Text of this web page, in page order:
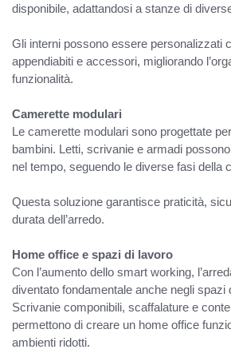
disponibile, adattandosi a stanze di
Gli interni possono essere personalizzati
appendiabiti e accessori, migliorando
funzionalità.
Camerette modulari
Le camerette modulari sono progettate
bambini. Letti, scrivanie e armadi
nel tempo, seguendo le diverse fasi della
Questa soluzione garantisce praticità,
durata dell’arredo.
Home office e spazi di lavoro
Con l’aumento dello smart working,
diventato fondamentale anche negli spazi
Scrivanie componibili, scaffalature e
permettono di creare un home office
ambienti ridotti.